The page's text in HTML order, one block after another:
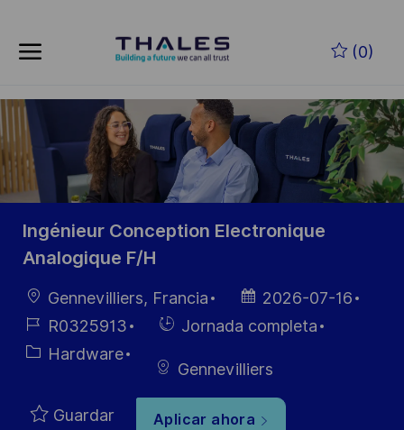
(0)
-
Ingénieur Conception Electronique
Analogique F/H
Ubicación
Gennevilliers, Francia
Fecha de
publicación
2026-07-16
ID de
empleo
R0325913
HiringJornada completa
Categoría
Hardware
Gennevilliers
Guardar Aplicar ahora